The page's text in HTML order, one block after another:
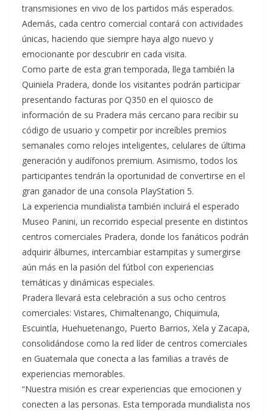
transmisiones en vivo de los partidos más esperados.
Además, cada centro comercial contará con actividades
únicas, haciendo que siempre haya algo nuevo y
emocionante por descubrir en cada visita.
Como parte de esta gran temporada, llega también la
Quiniela Pradera, donde los visitantes podrán participar
presentando facturas por Q350 en el quiosco de
información de su Pradera más cercano para recibir su
código de usuario y competir por increíbles premios
semanales como relojes inteligentes, celulares de última
generación y audífonos premium. Asimismo, todos los
participantes tendrán la oportunidad de convertirse en el
gran ganador de una consola PlayStation 5.
La experiencia mundialista también incluirá el esperado
Museo Panini, un recorrido especial presente en distintos
centros comerciales Pradera, donde los fanáticos podrán
adquirir álbumes, intercambiar estampitas y sumergirse
aún más en la pasión del fútbol con experiencias
temáticas y dinámicas especiales.
Pradera llevará esta celebración a sus ocho centros
comerciales: Vistares, Chimaltenango, Chiquimula,
Escuintla, Huehuetenango, Puerto Barrios, Xela y Zacapa,
consolidándose como la red líder de centros comerciales
en Guatemala que conecta a las familias a través de
experiencias memorables.
“Nuestra misión es crear experiencias que emocionen y
conecten a las personas. Esta temporada mundialista nos